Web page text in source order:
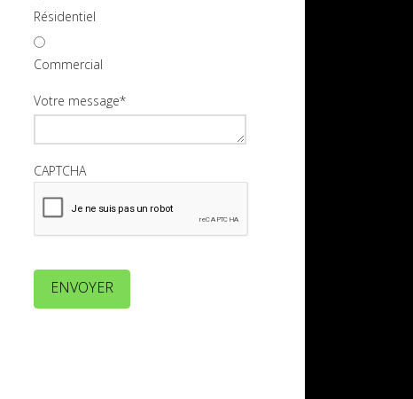
Résidentiel
Commercial
Votre message*
CAPTCHA
ENVOYER